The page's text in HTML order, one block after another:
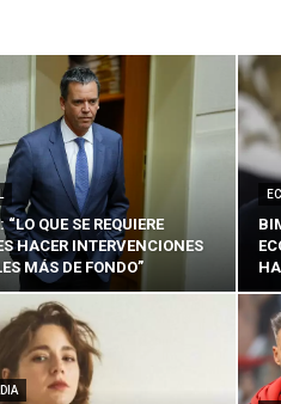
“LO QUE SE REQUIERE
HACER INTERVENCIONES
MÁS DE FONDO”